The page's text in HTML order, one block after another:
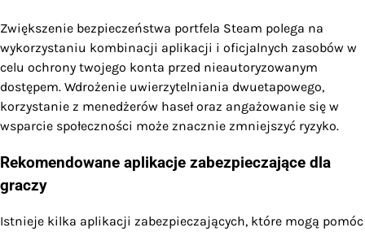
Zwiększenie bezpieczeństwa portfela Steam polega na
wykorzystaniu kombinacji aplikacji i oficjalnych zasobów w
celu ochrony twojego konta przed nieautoryzowanym
dostępem. Wdrożenie uwierzytelniania dwuetapowego,
korzystanie z menedżerów haseł oraz angażowanie się w
wsparcie społeczności może znacznie zmniejszyć ryzyko.
Rekomendowane aplikacje zabezpieczające dla
graczy
Istnieje kilka aplikacji zabezpieczających, które mogą pomóc